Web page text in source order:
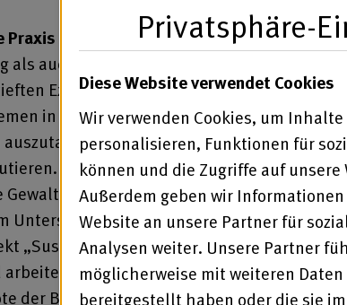
Praxis
als auch am zweiten Tag der Berliner
Expert*innen aus der Praxis
in Kleingruppen. Teilnehmende hatte
sowie eigene Erfahrungen
Im Fokus standen dabei Peer
Gewalt, herausforderndes Verhalten und
Unterstützungsbedarf. Zudem gab es
„Suse – Gewaltschutz in Einrichtungen:
in die Arbeit der Mutstelle
der Berufsgenossenschaft für
Privatsphäre-
Diese Website verwendet Cookies
Wir verwenden Cookies, um
personalisieren, Funktionen für
können und die Zugriffe auf
Außerdem geben wir
Website an unsere Partner für
Analysen weiter. Unsere Partner
möglicherweise mit weiteren
bereitgestellt haben oder die sie